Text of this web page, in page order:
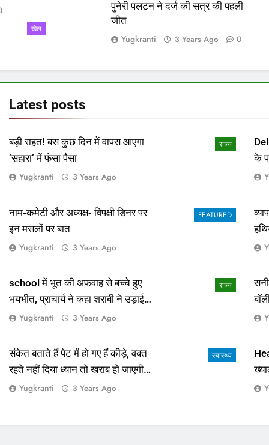
खेल
पुनेरी पलटन ने दर्ज की सत्र की पहली
जीत
Yugkranti 3 Years Ago 0
Latest posts
राज्य
बड़ी राहत! बस कुछ दिन में वापस आएगा
‘सहारा’ में फंसा पैसा
Yugkranti 3 Years Ago
के
FEATURED
नाम-कमेटी और अध्यक्ष- विपक्षी डिनर पर
इन मसलों पर बात
Yugkranti 3 Years Ago
राज्य
school में भूत की अफवाह से बच्चे हुए
भयभीत, प्राचार्य ने कहा शराबी ने उड़ाई
अफवाह
Yugkranti 3 Years Ago
आई
स्वास्थ्य
संकेत बताते हैं पेट में हो गए हैं कीड़े, वक्त
रहते नहीं दिया ध्यान तो खराब हो जाएगी
हालतYugkranti 3 Years Ago